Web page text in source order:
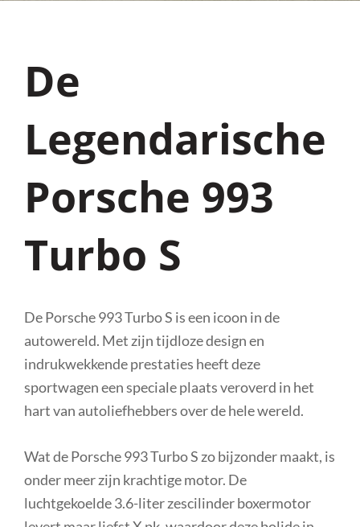
De
Legendarische
Porsche 993
Turbo S
De Porsche 993 Turbo S is een icoon in de
autowereld. Met zijn tijdloze design en
indrukwekkende prestaties heeft deze
sportwagen een speciale plaats veroverd in het
hart van autoliefhebbers over de hele wereld.
Wat de Porsche 993 Turbo S zo bijzonder maakt, is
onder meer zijn krachtige motor. De
luchtgekoelde 3.6-liter zescilinder boxermotor